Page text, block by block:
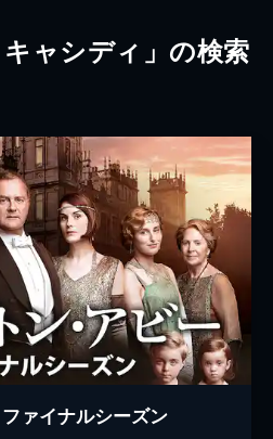
キャシディ」の検索
ァイナルシーズン